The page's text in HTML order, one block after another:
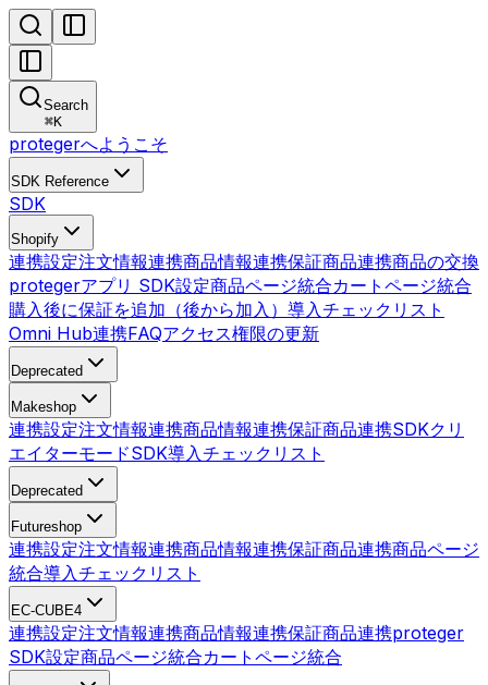
Search
⌘K
protegerへようこそ
SDK Reference
SDK
Shopify
連携設定注文情報連携商品情報連携保証商品連携商品の交換
protegerアプリ SDK設定商品ページ統合カートページ統合
購入後に保証を追加（後から加入） 導入チェックリスト
Omni Hub連携FAQアクセス権限の更新
Deprecated
Makeshop
連携設定注文情報連携商品情報連携保証商品連携SDKクリ
エイターモードSDK導入チェックリスト
Deprecated
Futureshop
連携設定注文情報連携商品情報連携保証商品連携商品ページ
統合導入チェックリスト
EC-CUBE4
連携設定注文情報連携商品情報連携保証商品連携proteger
SDK設定商品ページ統合カートページ統合